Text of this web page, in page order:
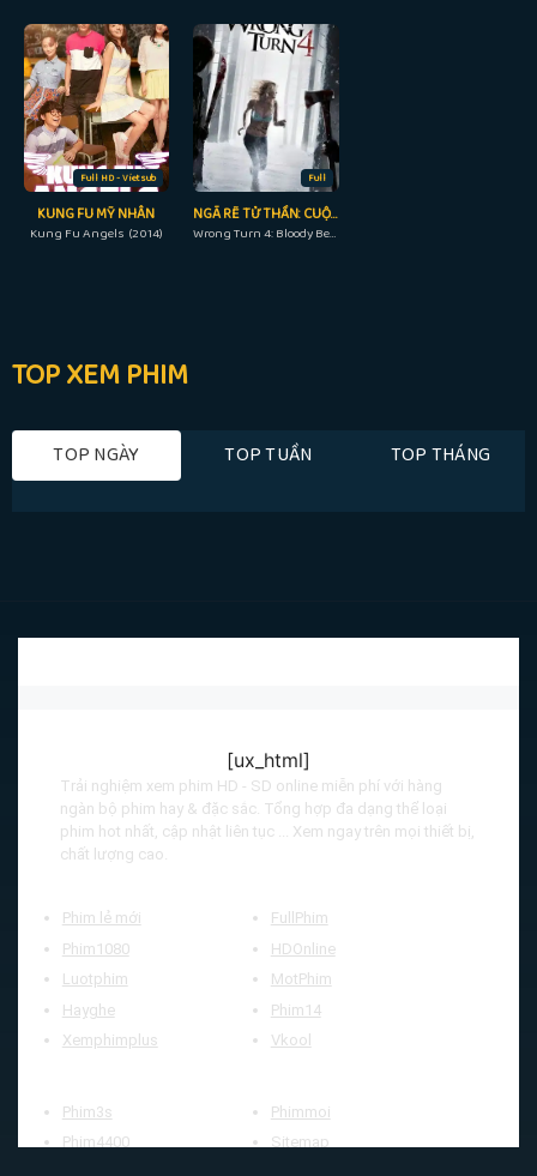
Full HD - Vietsub
KUNG FU MỸ NHÂN
Kung Fu Angels (2014)
Full
NGÃ RẼ TỬ THẦN: CUỘC ĐẪM MÁU BẮT ĐẦU
Wrong Turn 4: Bloody Beginnings (2011)
TOP XEM PHIM
TOP NGÀY TOP TUẦN TOP THÁNG